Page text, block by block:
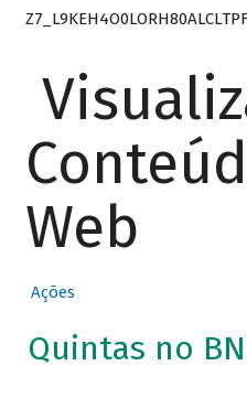
Web
Ações
Quintas no